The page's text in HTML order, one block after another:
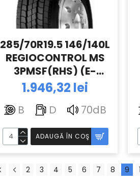
285/70R19.5 146/140L
REGIOCONTROL MS
3PMSF(RHS) (E-
35.73) TL FULDA
1.946,32 lei
B D 70dB
ADAUGĂ ÎN COŞ
2 3 4 5 6 7 8 9